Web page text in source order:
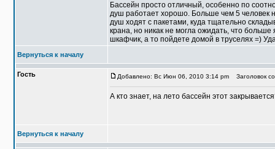
Бассейн просто отличный, особенно по
душ работает хорошо. Больше чем 5 человек
душ ходят с пакетами, куда тщательно
крана, но никак не могла ожидать, что больше
шкафчик, а то пойдете домой в труселях =)
Вернуться к началу
Гость Добавлено: Вс Июн 06, 2010 3:14 pm Заголовок
А кто знает, на лето бассейн этот
Вернуться к началу